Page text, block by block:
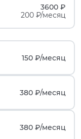
3600 ₽
200 ₽/месяц
150 ₽/месяц
380 ₽/месяц
380 ₽/месяц